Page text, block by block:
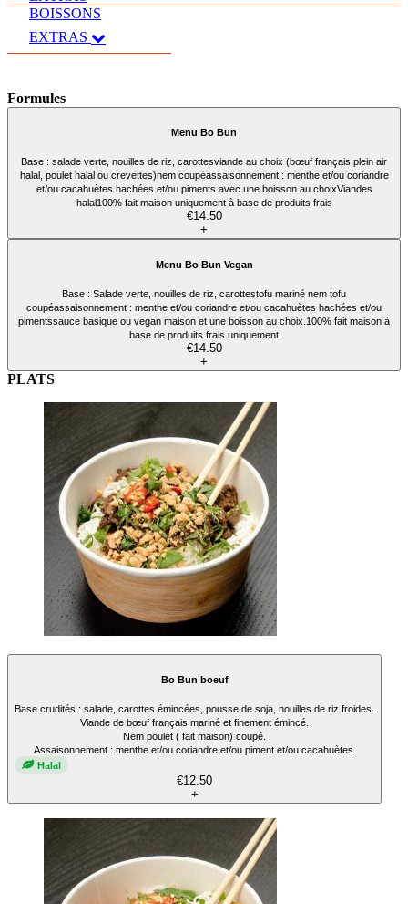
BOISSONS
EXTRAS
Formules
Menu Bo Bun
Base : salade verte, nouilles de riz, carottesviande au choix (bœuf français plein air
halal, poulet halal ou crevettes)nem coupéassaisonnement : menthe et/ou coriandre
et/ou cacahuètes hachées et/ou piments avec une boisson au choixViandes
halal100% fait maison uniquement à base de produits frais
€14.50
+
Menu Bo Bun Vegan
Base : Salade verte, nouilles de riz, carottestofu mariné nem tofu
coupéassaisonnement : menthe et/ou coriandre et/ou cacahuètes hachées et/ou
pimentssauce basique ou vegan maison et une boisson au choix.100% fait maison à
base de produits frais uniquement
€14.50
+
PLATS
Bo Bun boeuf
Base crudités : salade, carottes émincées, pousse de soja, nouilles de riz froides.
Viande de bœuf français mariné et finement émincé.
Nem poulet ( fait maison) coupé.
Assaisonnement : menthe et/ou coriandre et/ou piment et/ou cacahuètes.
Halal
€12.50
+